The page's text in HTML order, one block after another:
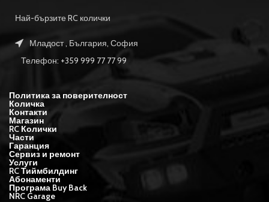
Най-бързите RC колички
Младост , България, София
Телефон: +359 999 77 77 99
Политика за поверителност
Количка
Контакти
Магазин
RC Колички
Части
Гаранция
Сервиз и ремонт
Услуги
RC Тиймбилдинг
Абонаменти
Програма Buy Back
NRC Garage